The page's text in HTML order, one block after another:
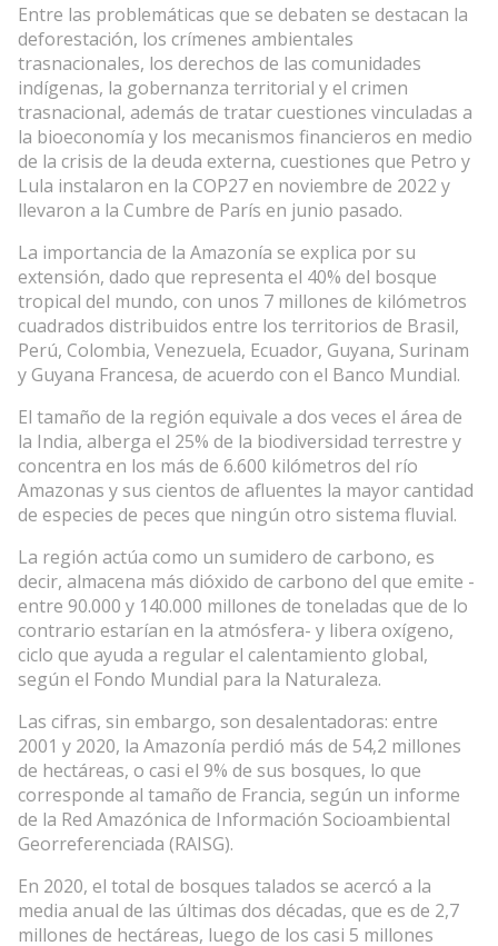
Entre las problemáticas que se debaten se destacan la
deforestación, los crímenes ambientales
trasnacionales, los derechos de las comunidades
indígenas, la gobernanza territorial y el crimen
trasnacional, además de tratar cuestiones vinculadas a
la bioeconomía y los mecanismos financieros en medio
de la crisis de la deuda externa, cuestiones que Petro y
Lula instalaron en la COP27 en noviembre de 2022 y
llevaron a la Cumbre de París en junio pasado.
La importancia de la Amazonía se explica por su
extensión, dado que representa el 40% del bosque
tropical del mundo, con unos 7 millones de kilómetros
cuadrados distribuidos entre los territorios de Brasil,
Perú, Colombia, Venezuela, Ecuador, Guyana, Surinam
y Guyana Francesa, de acuerdo con el Banco Mundial.
El tamaño de la región equivale a dos veces el área de
la India, alberga el 25% de la biodiversidad terrestre y
concentra en los más de 6.600 kilómetros del río
Amazonas y sus cientos de afluentes la mayor cantidad
de especies de peces que ningún otro sistema fluvial.
La región actúa como un sumidero de carbono, es
decir, almacena más dióxido de carbono del que emite -
entre 90.000 y 140.000 millones de toneladas que de lo
contrario estarían en la atmósfera- y libera oxígeno,
ciclo que ayuda a regular el calentamiento global,
según el Fondo Mundial para la Naturaleza.
Las cifras, sin embargo, son desalentadoras: entre
2001 y 2020, la Amazonía perdió más de 54,2 millones
de hectáreas, o casi el 9% de sus bosques, lo que
corresponde al tamaño de Francia, según un informe
de la Red Amazónica de Información Socioambiental
Georreferenciada (RAISG).
En 2020, el total de bosques talados se acercó a la
media anual de las últimas dos décadas, que es de 2,7
millones de hectáreas, luego de los casi 5 millones